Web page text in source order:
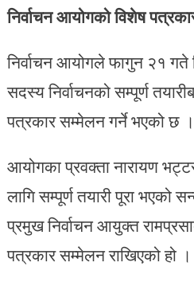
निर्वाचन आयोगको विशेष
निर्वाचन आयोगले फागुन २१ गते
सदस्य निर्वाचनको सम्पूर्ण
पत्रकार सम्मेलन गर्ने भएको छ ।
आयोगका प्रवक्ता नारायण
लागि सम्पूर्ण तयारी पूरा भएको
प्रमुख निर्वाचन आयुक्त
पत्रकार सम्मेलन राखिएको हो ।